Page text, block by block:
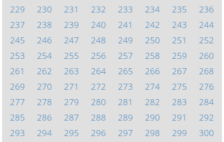
229
230 231 232 233 234 235
236
237
238 239 240 241 242 243
244
245
246 247 248 249 250 251
252
253
254 255 256 257 258 259
260
261
262 263 264 265 266 267
268
269
270 271 272 273 274 275
276
277
278 279 280 281 282 283
284
285
286 287 288 289 290 291
292
293
294 295 296 297 298 299
300